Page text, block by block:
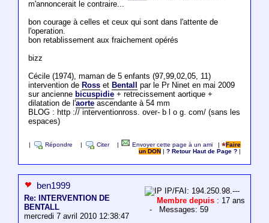
m'annoncerait le contraire...
bon courage à celles et ceux qui sont dans l'attente de
l'operation.
bon retablissement aux fraichement opérés
bizz
Cécile (1974), maman de 5 enfants (97,99,02,05, 11)
intervention de Rosset Bentall
par le Pr Ninet en mai 2009
sur ancienne bicuspidie+ retrecissement aortique +
dilatation de l'aorteascendante à 54 mm
BLOG : http :// interventionross. over- b l o g. com/ (sans les
espaces)
Répondre Citer Envoyer cette page à un ami |
Faire
un DON
|? Retour Haut de Page ?
ben1999
Re: INTERVENTION DE
BENTALL
mercredi 7 avril 2010 12:38:47
IP/FAI: 194.250.98.---
Membre depuis : 17 ans
- Messages: 59